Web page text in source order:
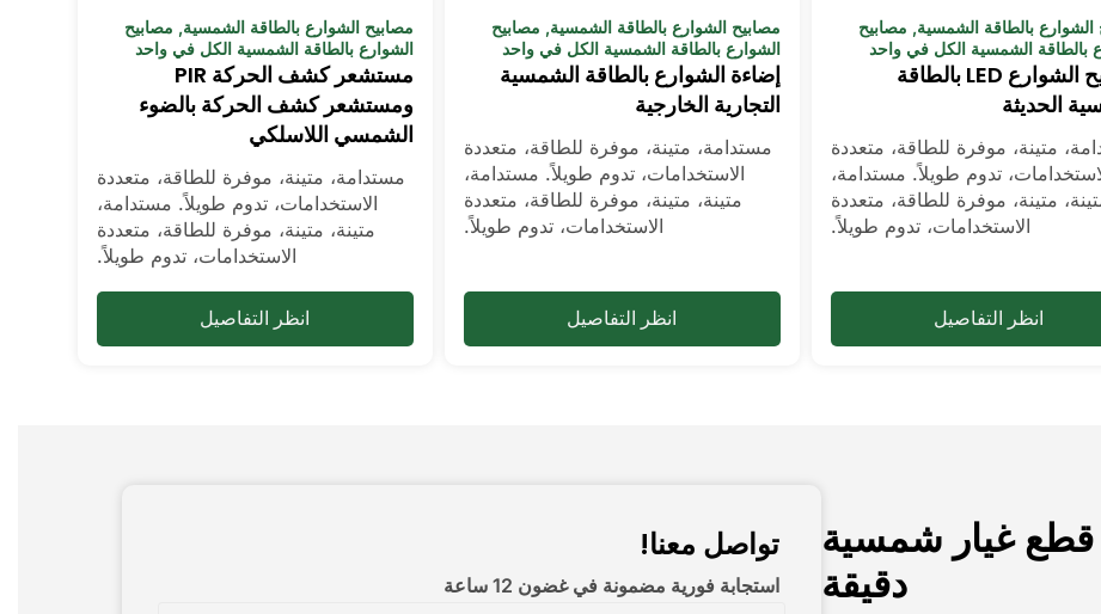
الشوارع بالطاقة الشمسية, مصابيح
بالطاقة الشمسية الكل في واحد
مصابيح الشوارع LED بالطاقة
الحديثة
متينة، موفرة للطاقة، متعددة
تدوم طويلاً. مستدامة،
متينة، موفرة للطاقة، متعددة
الاستخدامات، تدوم طويلاً.
انظر التفاصيل
مصابيح الشوارع بالطاقة الشمسية, مصابيح
الشوارع بالطاقة الشمسية الكل في واحد
إضاءة الشوارع بالطاقة الشمسية
التجارية الخارجية
مستدامة، متينة، موفرة للطاقة، متعددة
الاستخدامات، تدوم طويلاً. مستدامة،
متينة، متينة، موفرة للطاقة، متعددة
الاستخدامات، تدوم طويلاً.
انظر التفاصيل
مصابيح الشوارع بالطاقة الشمسية, مصابيح
الشوارع بالطاقة الشمسية الكل في واحد
مستشعر كشف الحركة PIR
ومستشعر كشف الحركة بالضوء
الشمسي اللاسلكي
مستدامة، متينة، موفرة للطاقة، متعددة
الاستخدامات، تدوم طويلاً. مستدامة،
متينة، متينة، موفرة للطاقة، متعددة
الاستخدامات، تدوم طويلاً.
انظر التفاصيل
قطع غيار شمسية
دقيقة
تواصل معنا!
استجابة فورية مضمونة في غضون 12 ساعة